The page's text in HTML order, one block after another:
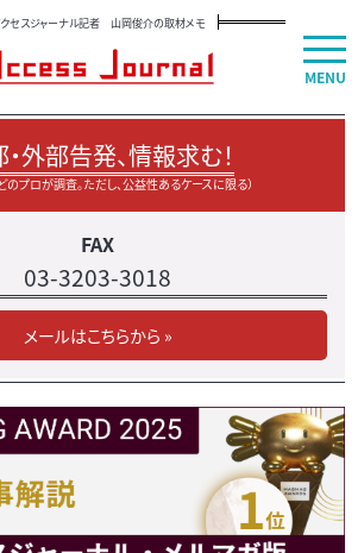
クセスジャーナル記者 山岡俊介の取材メモ
外部告発、情報求む！
のプロが調査。ただし、公益性あるケースに限る）
FAX
03-3203-3018
メールはこちらから »
MENU